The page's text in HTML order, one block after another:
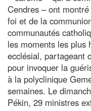
Cendres – ont
foi et de la
communautés
les moments les plus
ecclésial, partageant
pour invoquer la
à la polyclinique
semaines. Le
Pékin, 29 ministres